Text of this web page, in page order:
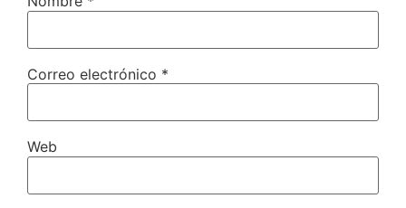
Correo electrónico *
Web